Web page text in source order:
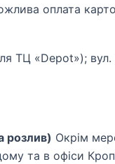
оплата
ТЦ «Depot»);
розлив) Окрім
та в офіси